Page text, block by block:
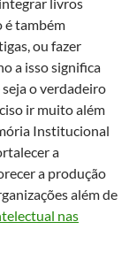
é também
ou fazer
a isso significa
o verdadeiro
ir muito além
Institucional
a
a produção
além de
nas